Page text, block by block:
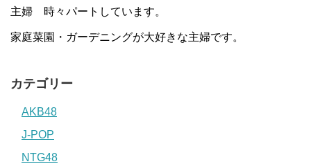
主婦 時々パートしています。
家庭菜園・ガーデニングが大好きな主婦です。
カテゴリー
AKB48
J-POP
NTG48